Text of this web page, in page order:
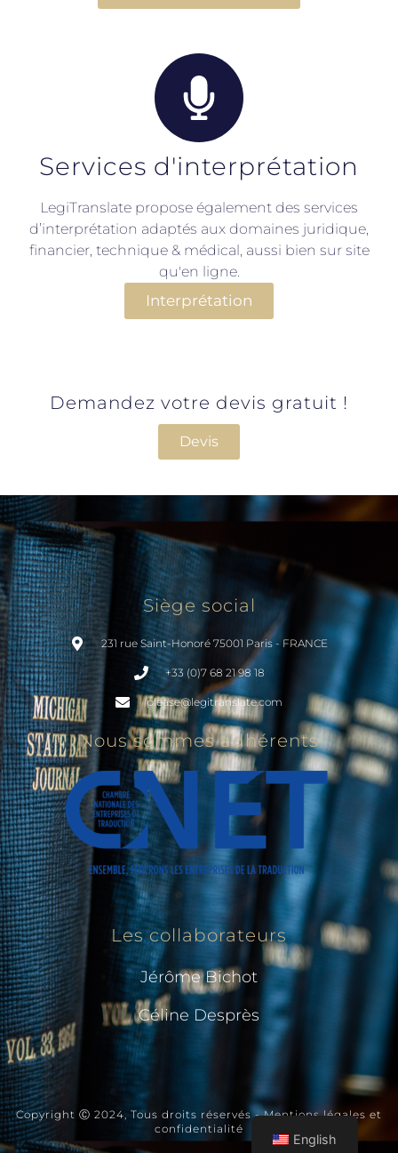
Services d'interprétation
LegiTranslate propose également des services
d’interprétation adaptés aux domaines juridique,
financier, technique & médical, aussi bien sur site
qu'en ligne.
Interprétation
Demandez votre devis gratuit !
Devis
Siège social
231 rue Saint-Honoré 75001 Paris - FRANCE
+33 (0)7 68 21 98 18
please@legitranslate.com
Nous sommes adhérents
Les collaborateurs
Jérôme Bichot
Céline Desprès
Copyright Ⓒ 2024, Tous droits réservés - Mentions légales et
confidentialité​
English